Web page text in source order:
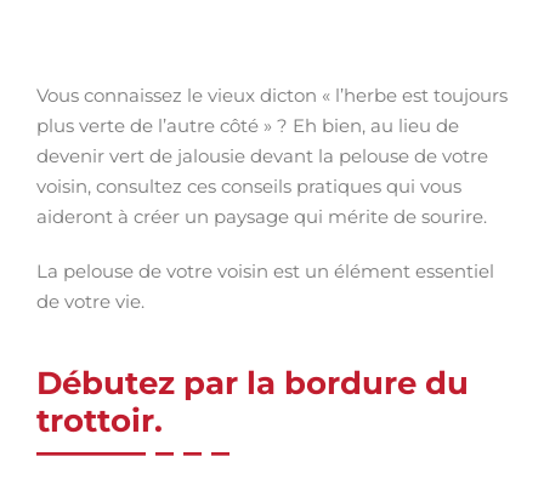
Vous connaissez le vieux dicton « l’herbe est toujours
plus verte de l’autre côté » ? Eh bien, au lieu de
devenir vert de jalousie devant la pelouse de votre
voisin, consultez ces conseils pratiques qui vous
aideront à créer un paysage qui mérite de sourire.
La pelouse de votre voisin est un élément essentiel
de votre vie.
Débutez par la bordure du
trottoir.